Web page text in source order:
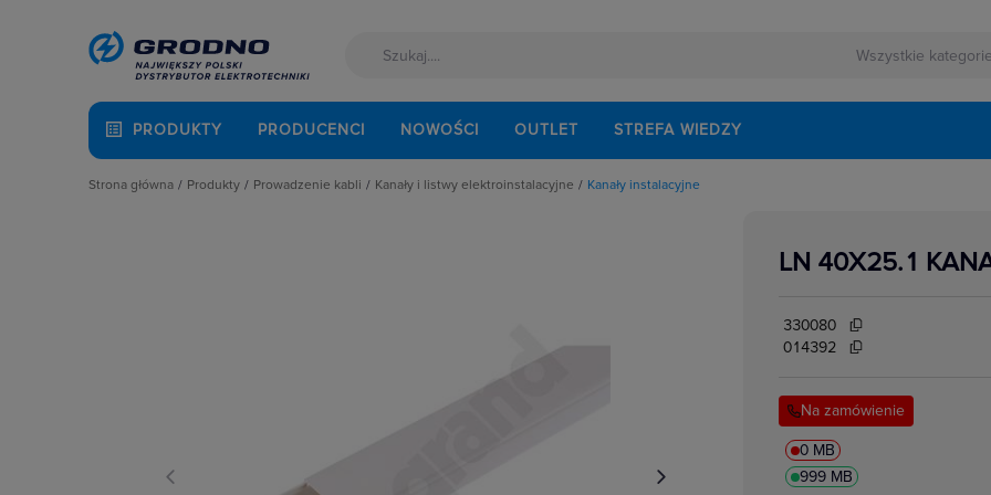
PRODUKTY PRODUCENCI NOWOŚCI OUTLET STREFA WIEDZY
Strona główna
Produkty
Prowadzenie kabli
Kanały i listwy elektroinstalacyjne
Spinki, uchwyty i klamry
Zakończenia kanałów
Kanały instalacyjne
LN 40X25.1
330080
014392
Na zamówienie
0 MB
999 MB